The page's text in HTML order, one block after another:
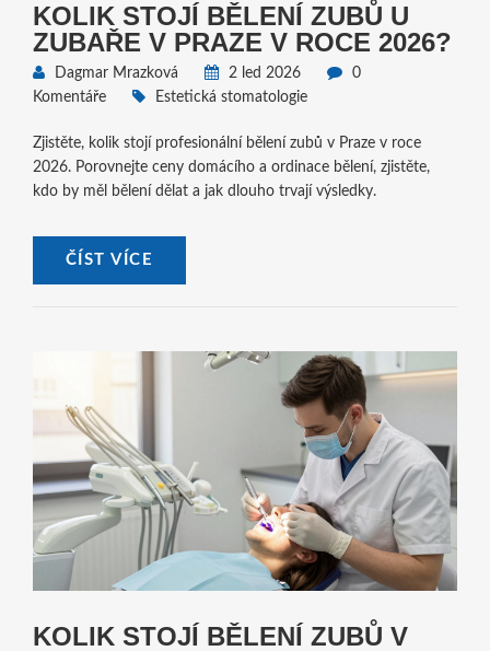
KOLIK STOJÍ BĚLENÍ ZUBŮ U
ZUBAŘE V PRAZE V ROCE 2026?
Dagmar Mrazková 2 led 2026
0
Komentáře
Estetická stomatologie
Zjistěte, kolik stojí profesionální bělení zubů v Praze v roce
2026. Porovnejte ceny domácího a ordinace bělení, zjistěte,
kdo by měl bělení dělat a jak dlouho trvají výsledky.
ČÍST VÍCE
KOLIK STOJÍ BĚLENÍ ZUBŮ V